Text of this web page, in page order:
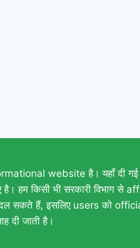
website है। यहाँ दी गई
किसी भी सरकारी विभाग से
सकते हैं, इसलिए users को
जाती है।